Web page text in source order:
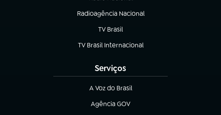
Radioagência Nacional
(abre em nova aba)
TV Brasil
(abre em nova aba)
TV Brasil Internacional
(abre em nova aba)
Serviços
A Voz do Brasil
(abre em nova aba)
Agência GOV
(abre em nova aba)